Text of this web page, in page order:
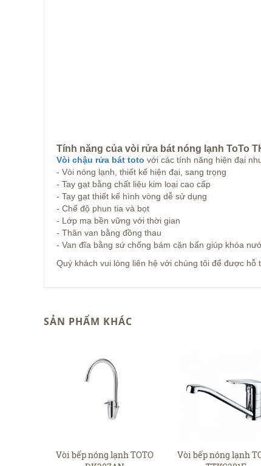
Tính năng của vòi rửa bát nóng lạnh ToTo
Vòi chậu rửa bát toto với các tính năng hiện đại
- Vòi nóng lạnh, thiết kế hiện đại, sang trọng
- Tay gạt bằng chất liệu kim loại cao cấp
- Tay gạt thiết kế hình vòng dễ sử dụng
- Chế độ phun tia và bọt
- Lớp mạ bền vững với thời gian
- Thân van bằng đồng thau
- Van đĩa bằng sứ chống bám cặn bẩn giúp khóa
Quý khách vui lòng liên hệ với chúng tôi để được
SẢN PHẨM KHÁC
Vòi bếp nóng lạnh TOTO
Vòi bếp nóng lạnh